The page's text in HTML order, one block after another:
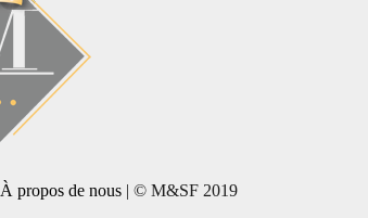
À propos de nous| © M&SF 2019